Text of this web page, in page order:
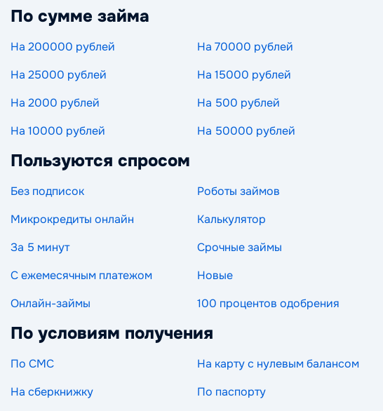
По сумме займа
На 200000 рублей На 70000 рублей
На 25000 рублей
На 15000 рублей
На 2000 рублей
На 500 рублей
На 10000 рублей
На 50000 рублей
Пользуются спросом
Без подписок Роботы займов
Микрокредиты онлайн
Калькулятор
За 5 минут
Срочные займы
С ежемесячным платежом
Новые
Онлайн-займы
100 процентов одобрения
По условиям получения
По СМС На карту с нулевым балансом
На сберкнижку
По паспорту